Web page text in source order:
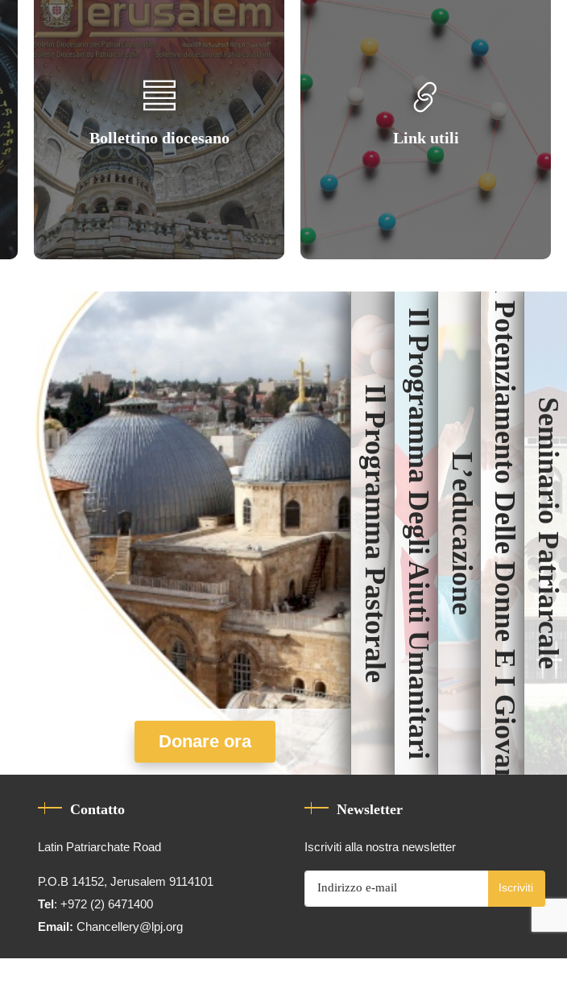
Bollettino diocesano Link utili
Donare ora
Il Programma PastoraleIl Programma Degli Aiuti UmanitariL’educazioneIl Potenziamento Delle Donne E I GiovaniSeminario Patriarcale
Contatto
Latin Patriarchate Road
P.O.B 14152, Jerusalem 9114101
Tel: +972 (2) 6471400
Email:Chancellery@lpj.org
Newsletter
Iscriviti alla nostra newsletter
Iscriviti